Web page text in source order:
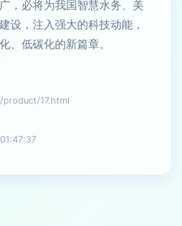
，必将为我国智慧水务、美
设，注入强大的科技动能，
、低碳化的新篇章。
17.html